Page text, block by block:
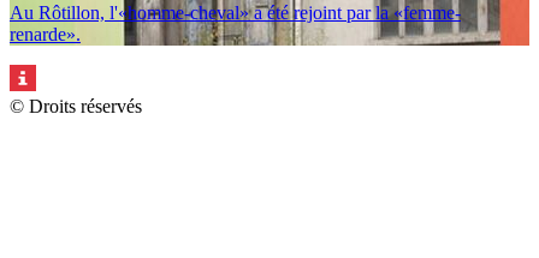
© Ville de Lausanne
Au Rôtillon, l'«homme-cheval» a été rejoint par la «femme-
renarde».
© Droits réservés